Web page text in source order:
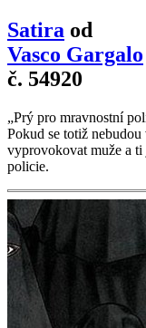
Satira od
Vasco Gargalo
č. 54920
„Prý pro mravnostní
Pokud se totiž
vyprovokovat muže a
policie.